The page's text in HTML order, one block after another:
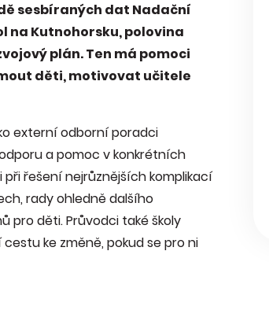
sesbíraných dat Nadační
na Kutnohorsku, polovina
plán. Ten má pomoci
děti, motivovat učitele
externí odborní poradci
a pomoc v konkrétních
řešení nejrůznějších komplikací
rady ohledně dalšího
pro děti. Průvodci také školy
ke změně, pokud se pro ni